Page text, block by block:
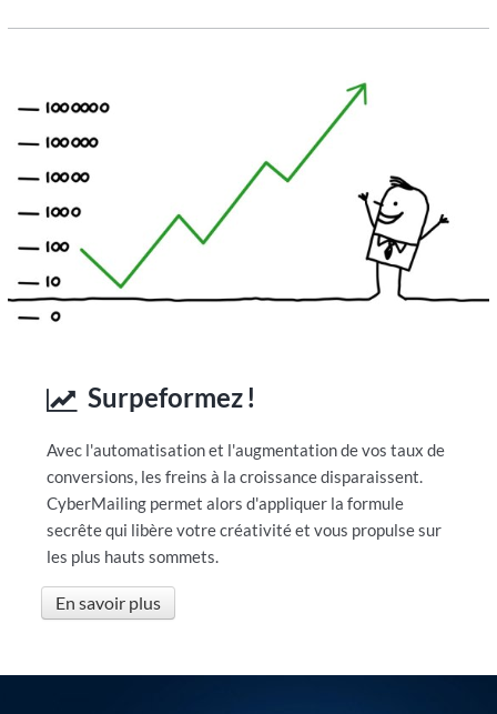
Surpeformez!
Avec l'automatisation et l'augmentation de vos taux de
conversions, les freins à la croissance disparaissent.
CyberMailing permet alors d'appliquer la formule
secrête qui libère votre créativité et vous propulse sur
les plus hauts sommets.
En savoir plus